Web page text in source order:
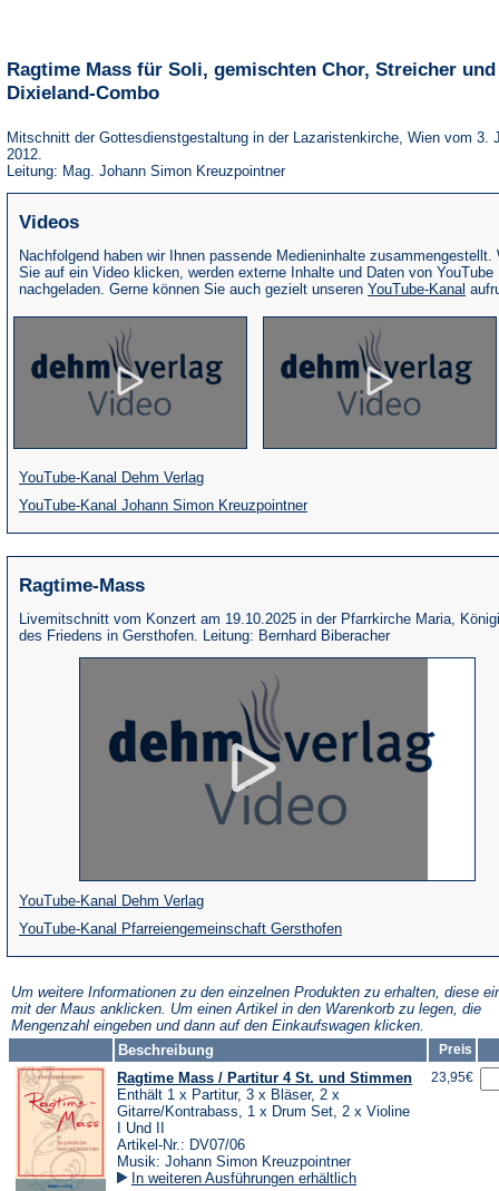
Ragtime Mass für Soli, gemischten Chor, Streicher und
Dixieland-Combo
Mitschnitt der Gottesdienstgestaltung in der Lazaristenkirche, Wien vom 3.
2012.
Leitung: Mag. Johann Simon Kreuzpointner
Videos
Nachfolgend haben wir Ihnen passende Medieninhalte zusammengestellt.
Sie auf ein Video klicken, werden externe Inhalte und Daten von YouTube
nachgeladen. Gerne können Sie auch gezielt unseren YouTube-Kanal
YouTube-Kanal Dehm Verlag(Öffnet
in
einem
neuen
YouTube-Kanal Johann Simon Kreuzpointner(Öffnet
in
einem
Tab)
Ragtime-Mass
Livemitschnitt vom Konzert am 19.10.2025 in der Pfarrkirche Maria,
des Friedens in Gersthofen. Leitung: Bernhard Biberacher
YouTube-Kanal Dehm Verlag(Öffnet
in
einem
neuen
Tab)
YouTube-Kanal Pfarreiengemeinschaft Gersthofen(Öffnet
in
neuen
Tab)
Um weitere Informationen zu den einzelnen Produkten zu erhalten, diese
mit der Maus anklicken. Um einen Artikel in den Warenkorb zu legen, die
Mengenzahl eingeben und dann auf den Einkaufswagen klicken.
Beschreibung
Preis
Ragtime Mass / Partitur 4 St. und Stimmen
Enthält 1 x Partitur, 3 x Bläser, 2 x
Gitarre/Kontrabass, 1 x Drum Set, 2 x Violine
I Und II
Artikel-Nr.: DV07/06
Musik: Johann Simon Kreuzpointner
In weiteren Ausführungen erhältlich
23,95€